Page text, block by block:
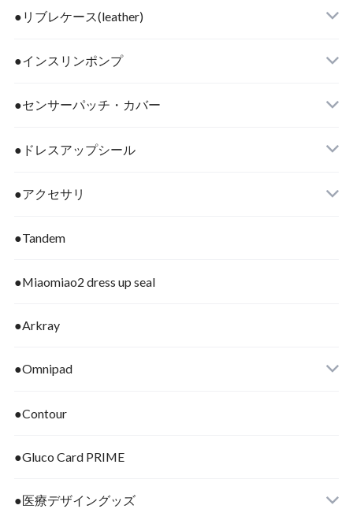
●リブレケース(leather)
●インスリンポンプ
●センサーパッチ・カバー
●ドレスアップシール
●アクセサリ
●Tandem
●Miaomiao2 dress up seal
●Arkray
●Omnipad
●Contour
●Gluco Card PRIME
●医療デザイングッズ